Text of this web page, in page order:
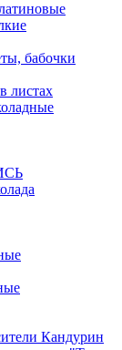
бабочки
листах
Кандурин